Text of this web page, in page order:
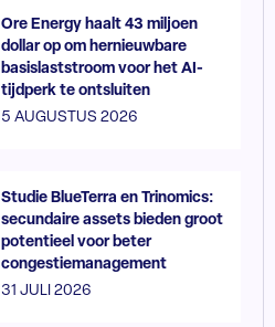
Ore Energy haalt 43 miljoen
dollar op om hernieuwbare
basislaststroom voor het AI-
tijdperk te ontsluiten
5 AUGUSTUS 2026
Studie BlueTerra en Trinomics:
secundaire assets bieden groot
potentieel voor beter
congestiemanagement
31 JULI 2026